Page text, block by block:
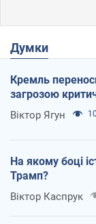
Думки
Кремль
загрозою
Віктор Ягун
На якому боці
Трамп?
Віктор Каспрук